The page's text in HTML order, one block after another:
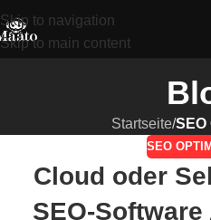
Skip to navigation
Skip to main content
Startseite/SEO
SEO
Cloud oder
SEO-